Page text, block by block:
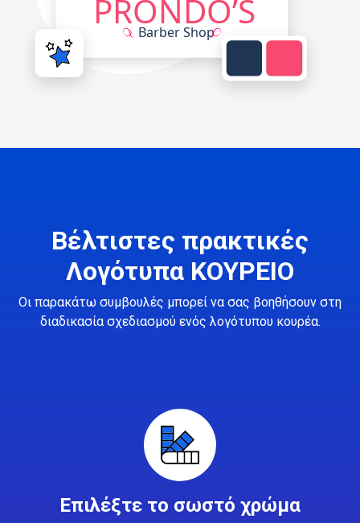
Βέλτιστες πρακτικές
Λογότυπα ΚΟΥΡΕΙΟ
Οι παρακάτω συμβουλές μπορεί να σας βοηθήσουν στη
διαδικασία σχεδιασμού ενός λογότυπου κουρέα.
Επιλέξτε το σωστό χρώμα